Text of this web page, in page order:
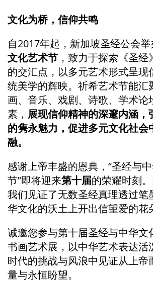
文化为桥，信仰共鸣
自2017年起，新加坡圣经公会
文化艺术节 ，致力于探索《圣
的交汇点，以多元艺术形式呈现
统美学的辉映。祈希艺术节能汇
画、音乐、戏剧、诗歌、学术论
素， 展现信仰精神的深邃内涵，
的隽永魅力，促进多元文化社会
融。
感谢上帝丰盛的恩典，“圣经与
节”即将迎来第十届的荣耀时刻
我们见证了无数圣经真理透过笔
华文化的沃土上开出信望爱的花
诚邀您参与第十届圣经与中华
书画艺术展，以中华艺术表达活
时代的挑战与风浪中见证从上帝
量与永恒盼望。